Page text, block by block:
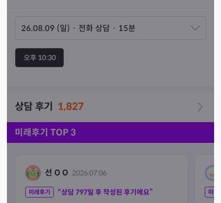
오후 10:30
상담 후기 1,827
미래후기 TOP 3
선 O O 2026.07.06
미래후기 “상담797일 후 작성된 후기에요” 미래